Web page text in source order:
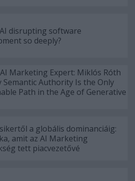
disrupting software
so deeply?
Marketing Expert: Miklós Róth
Semantic Authority Is the Only
Path in the Age of Generative
a globális dominanciáig:
amit az AI Marketing
tett piacvezetővé